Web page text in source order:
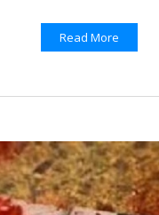
Read More